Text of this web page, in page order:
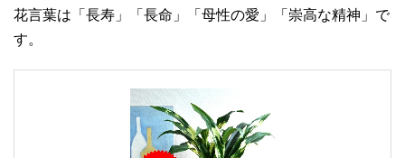
花言葉は「長寿」「長命」「母性の愛」「崇高な精神」で
す。